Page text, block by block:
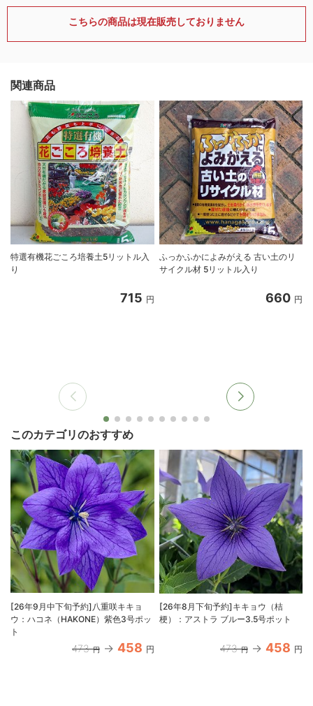
こちらの商品は現在販売しておりません
関連商品
特選有機花ごころ培養土5リットル入
り
715 円
ふっかふかによみがえる 古い土のリ
サイクル材 5リットル入り
660 円
このカテゴリのおすすめ
[26年9月中下旬予約]八重咲キキョ
ウ：ハコネ（HAKONE）紫色3号ポッ
ト
473 円 458 円
[26年8月下旬予約]キキョウ（桔
梗）：アストラ ブルー3.5号ポット
473 円 458 円